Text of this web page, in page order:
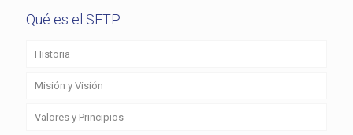
Qué es el SETP
Historia
Misión y Visión
Valores y Principios